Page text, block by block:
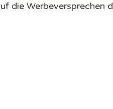
die Werbeversprechen